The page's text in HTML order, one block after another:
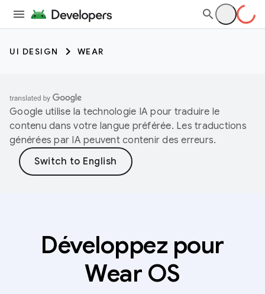
UI DESIGN WEAR
Google utilise la technologie IA pour traduire le
contenu dans votre langue préférée. Les traductions
générées par IA peuvent contenir des erreurs.
Développez pour
Wear OS